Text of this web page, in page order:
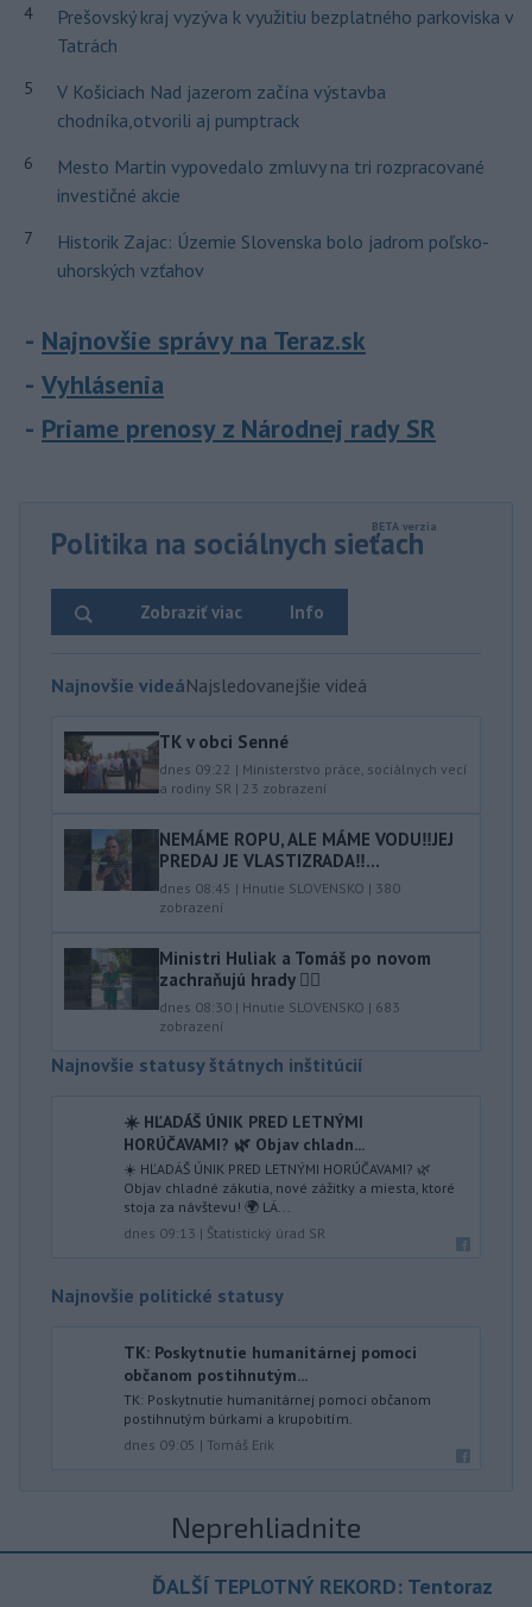
4
Prešovský kraj vyzýva k využitiu bezplatného parkoviska v
Tatrách
5
V Košiciach Nad jazerom začína výstavba
chodníka,otvorili aj pumptrack
6
Mesto Martin vypovedalo zmluvy na tri rozpracované
investičné akcie
7
Historik Zajac: Územie Slovenska bolo jadrom poľsko-
uhorských vzťahov
Najnovšie správy na Teraz.sk
Vyhlásenia
Priame prenosy z Národnej rady SR
Politika na sociálnych sieťach
Info
Zobraziť viac
Najnovšie videáNajsledovanejšie videá
TK v obci Senné
dnes 09:22 | Ministerstvo práce, sociálnych vecí
a rodiny SR | 23 zobrazení
NEMÁME ROPU, ALE MÁME VODU‼️JEJ
PREDAJ JE VLASTIZRADA‼️...
dnes 08:45 | Hnutie SLOVENSKO | 380
zobrazení
Ministri Huliak a Tomáš po novom
zachraňujú hrady 🤦‍♂️
dnes 08:30 | Hnutie SLOVENSKO | 683
zobrazení
Najnovšie statusy štátnych inštitúcií
☀️ HĽADÁŠ ÚNIK PRED LETNÝMI
HORÚČAVAMI? 🌿 Objav chladn...
☀️ HĽADÁŠ ÚNIK PRED LETNÝMI HORÚČAVAMI? 🌿
Objav chladné zákutia, nové zážitky a miesta, ktoré
stoja za návštevu! 🌍 LÁ...
dnes 09:13 | Štatistický úrad SR
Najnovšie politické statusy
TK: Poskytnutie humanitárnej pomoci
občanom postihnutým...
TK: Poskytnutie humanitárnej pomoci občanom
postihnutým búrkami a krupobitím.
dnes 09:05 | Tomáš Erik
Neprehliadnite
ĎALŠÍ TEPLOTNÝ REKORD: Tentoraz